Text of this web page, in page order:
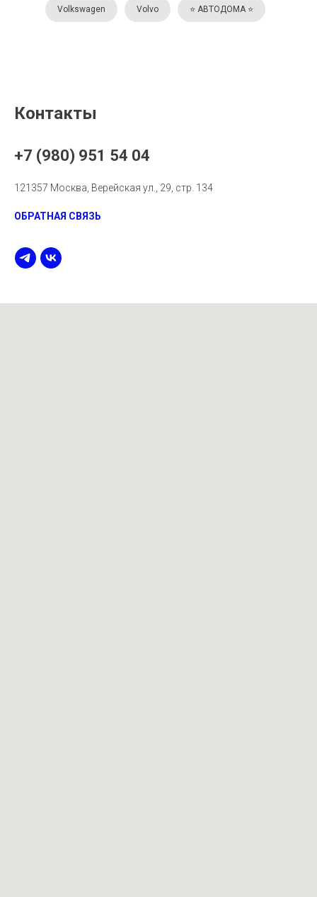
Volkswagen Volvo ⭐️ АВТОДОМА ⭐️
Контакты
+7 (980) 951 54 04
121357 Москва, Верейская ул., 29, стр. 134
ОБРАТНАЯ СВЯЗЬ